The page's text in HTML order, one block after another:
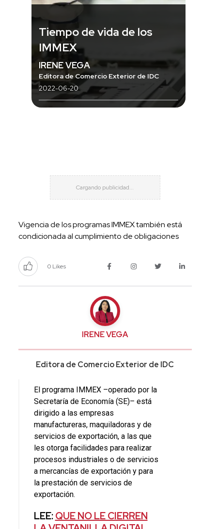
Tiempo de vida de los
IMMEX
IRENE VEGA
Editora de Comercio Exterior de IDC
2022-06-20
Vigencia de los programas IMMEX también está
condicionada al cumplimiento de obligaciones
0 Likes
IRENE VEGA
Editora de Comercio Exterior de IDC
El programa IMMEX –operado por la
Secretaría de Economía (SE)– está
dirigido a las empresas
manufactureras, maquiladoras y de
servicios de exportación, a las que
les otorga facilidades para realizar
procesos industriales o de servicios
a mercancías de exportación y para
la prestación de servicios de
exportación.
LEE:QUE NO LE CIERREN